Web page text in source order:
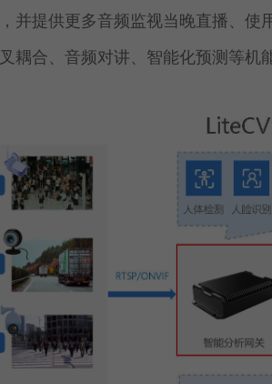
并提供更多音频监视当晚直播、使
耦合、音频对讲、智能化预测等机能